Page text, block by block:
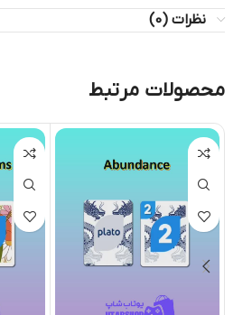
نظرات (0)
محصولات مرتبط